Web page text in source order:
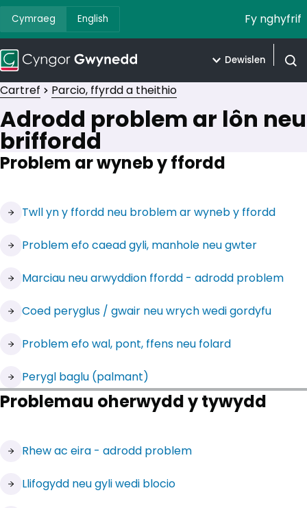
Cymraeg English Fy nghyfrif
Dewislen
Cartref Parcio, ffyrdd a theithio
Adrodd problem ar lôn neu
briffordd
Problem ar wyneb y ffordd
Twll yn y ffordd neu broblem ar wyneb y ffordd
(yn agor mewn tab newydd)
Problem efo caead gyli, manhole neu gwter
(yn agor mewn tab newydd)
Marciau neu arwyddion ffordd - adrodd problem
(yn agor mewn tab newydd)
Coed peryglus / gwair neu wrych wedi gordyfu
(yn agor mewn tab newydd)
Problem efo wal, pont, ffens neu folard
(yn agor mewn tab newydd)
Perygl baglu (palmant)
(yn agor mewn tab newydd)
Problemau oherwydd y tywydd
Rhew ac eira - adrodd problem
(yn agor mewn tab newydd)
Llifogydd neu gyli wedi blocio
(yn agor mewn tab newydd)